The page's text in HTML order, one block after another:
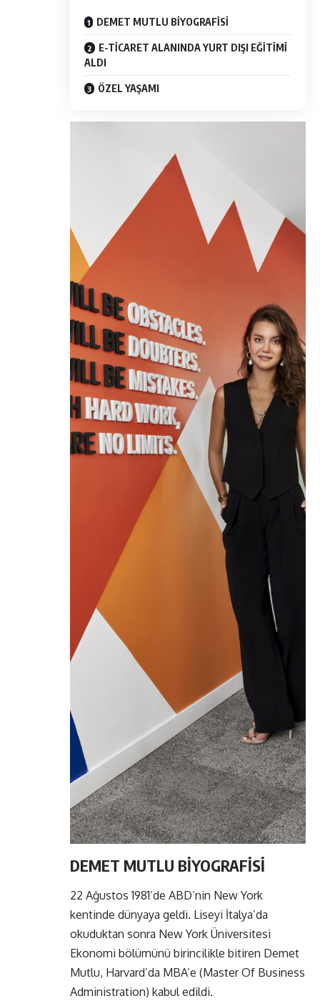
DEMET MUTLU BİYOGRAFİSİ
E-TİCARET ALANINDA YURT DIŞI EĞİTİMİ
ALDI
ÖZEL YAŞAMI
DEMET MUTLU BİYOGRAFİSİ
22 Ağustos 1981’de ABD’nin New York
kentinde dünyaya geldi. Liseyi İtalya’da
okuduktan sonra New York Üniversitesi
Ekonomi bölümünü birincilikle bitiren Demet
Mutlu, Harvard’da MBA’e (Master Of Business
Administration) kabul edildi.